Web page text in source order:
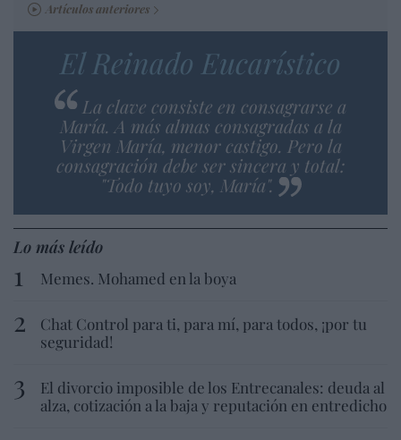
Artículos anteriores
El Reinado Eucarístico
La clave consiste en consagrarse a
María. A más almas consagradas a la
Virgen María, menor castigo. Pero la
consagración debe ser sincera y total:
"Todo tuyo soy, María".
Lo más leído
Memes. Mohamed en la boya
Chat Control para ti, para mí, para todos, ¡por tu
seguridad!
El divorcio imposible de los Entrecanales: deuda al
alza, cotización a la baja y reputación en entredicho